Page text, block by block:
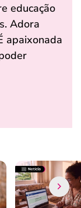
educação
Adora
apaixonada